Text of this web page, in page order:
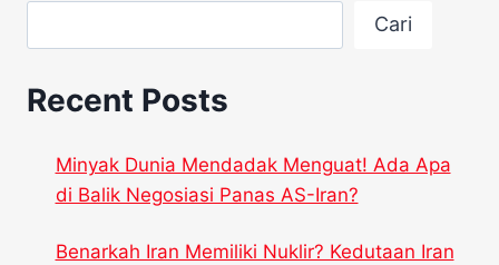
Cari
Recent Posts
Minyak Dunia Mendadak Menguat! Ada Apa
di Balik Negosiasi Panas AS-Iran?
Benarkah Iran Memiliki Nuklir? Kedutaan Iran